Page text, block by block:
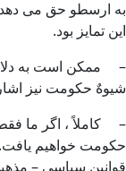
به ارسطو حق می
این تمایز بود.
– ممکن است به
شیوهٌ حکومت نیز
– کاملاً ، اگر ما
حکومت خواهیم
قوانین سیاسی –